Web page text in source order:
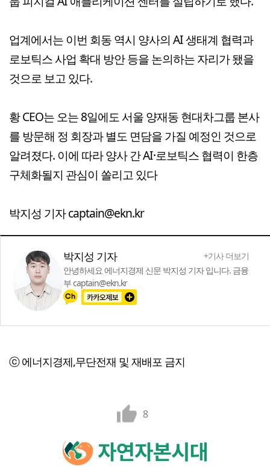
업계에서는 이번 회동 역시 양사의 AI 생태계 협력과
로보틱스 사업 확대 방안 등을 논의하는 자리가 됐을
것으로 보고 있다.
황 CEO는 오는 8일에도 서울 양재동 현대차그룹 본사
를 방문해 정 회장과 별도 면담을 가질 예정인 것으로
알려졌다. 이에 따라 양사 간 AI·로보틱스 협력이 한층
구체화될지 관심이 쏠리고 있다
박지성 기자 captain@ekn.kr
박지성 기자
+기사 더보기
안녕하세요 에너지경제 신문 박지성 기자 입니다. 금융
부 captain@ekn.kr
ⓒ 에너지경제,무단전재 및 재배포 금지
8